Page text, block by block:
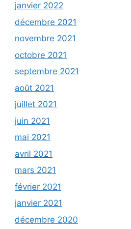
janvier 2022
décembre 2021
novembre 2021
octobre 2021
septembre 2021
août 2021
juillet 2021
juin 2021
mai 2021
avril 2021
mars 2021
février 2021
janvier 2021
décembre 2020